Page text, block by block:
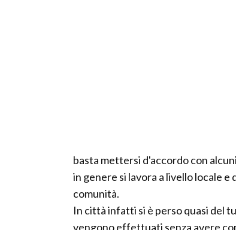
basta mettersi d'accordo con
in genere si lavora a livello locale
comunità.
In città infatti si è perso quasi del
vengono effettuati senza avere